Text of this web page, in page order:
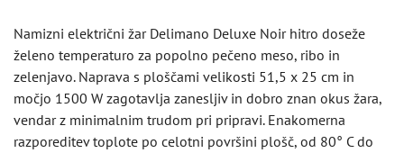
Namizni električni žar Delimano Deluxe Noir hitro doseže
želeno temperaturo za popolno pečeno meso, ribo in
zelenjavo. Naprava s ploščami velikosti 51,5 x 25 cm in
močjo 1500 W zagotavlja zanesljiv in dobro znan okus žara,
vendar z minimalnim trudom pri pripravi. Enakomerna
razporeditev toplote po celotni površini plošč, od 80° C do